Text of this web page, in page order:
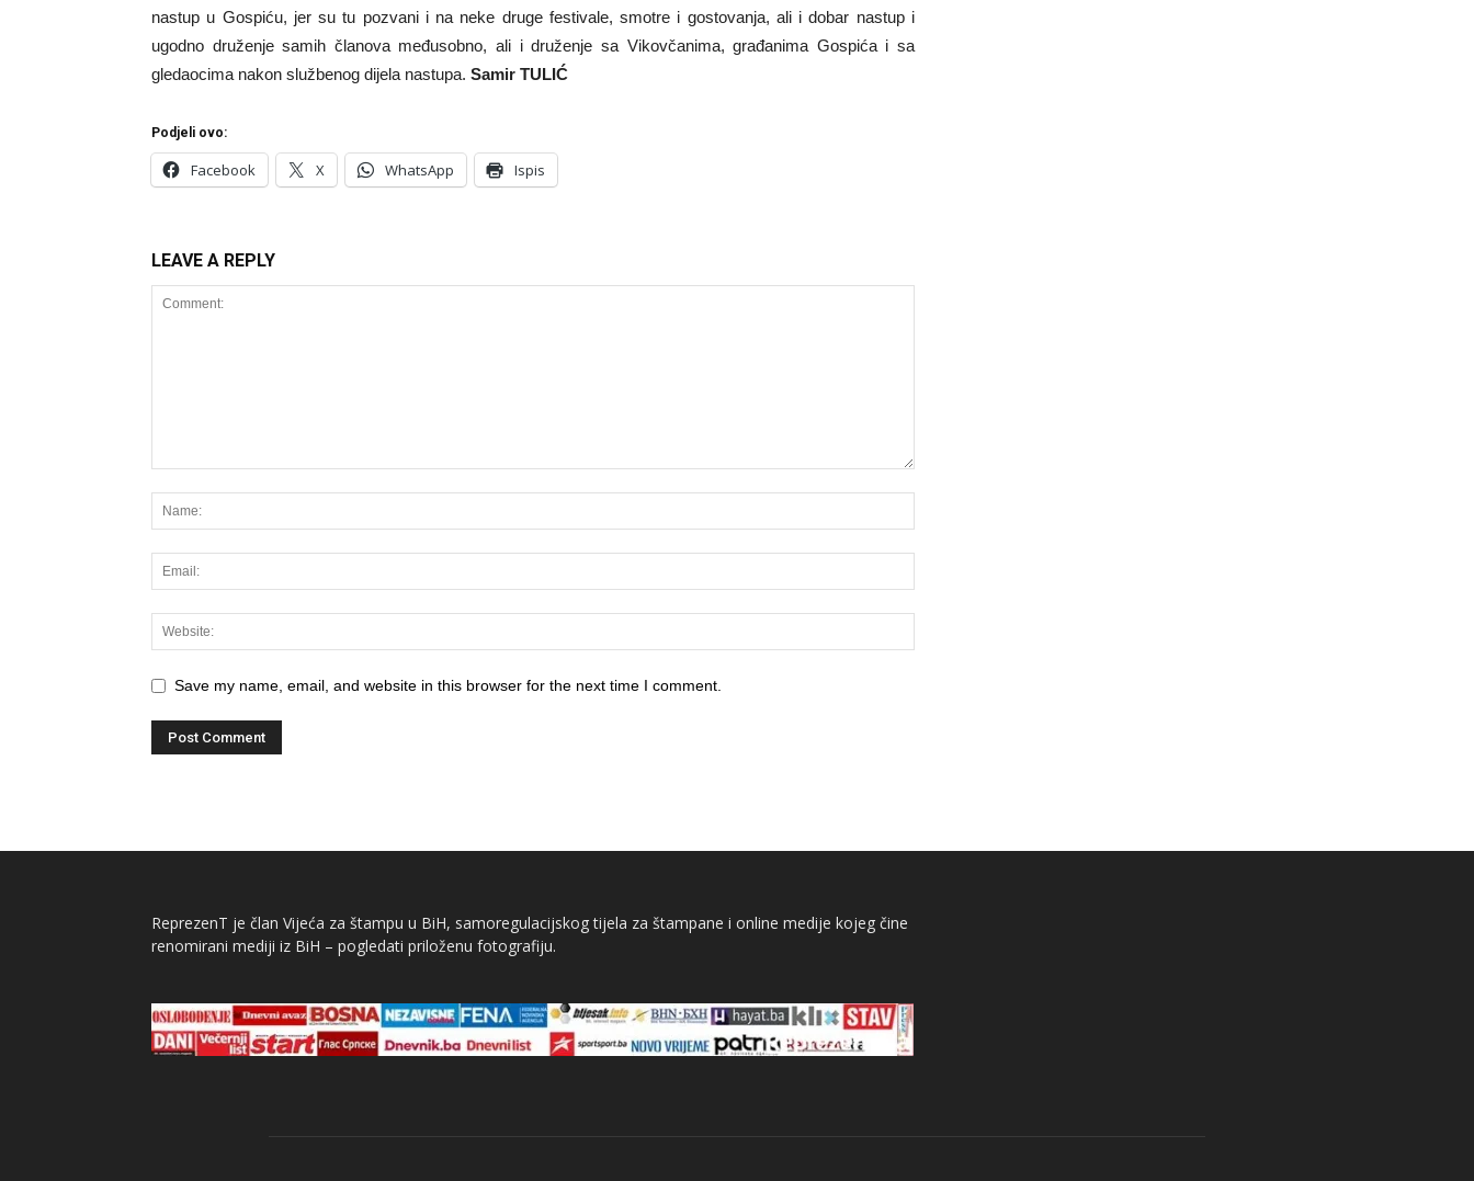
nastup u Gospiću, jer su tu pozvani i na neke druge festivale, smotre i gostovanja, ali i dobar nastup i
ugodno druženje samih članova međusobno, ali i druženje sa Vikovčanima, građanima Gospića i sa
gledaocima nakon službenog dijela nastupa. Samir TULIĆ
Podjeli ovo:
Facebook X WhatsApp Ispis
LEAVE A REPLY
Save my name, email, and website in this browser for the next time I comment.
ReprezenT je član Vijeća za štampu u BiH, samoregulacijskog tijela za štampane i online medije kojeg čine
renomirani mediji iz BiH – pogledati priloženu fotografiju.